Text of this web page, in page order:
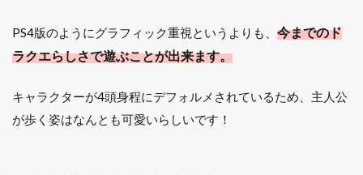
PS4版のようにグラフィック重視というよりも、 今までのド
ラクエらしさで遊ぶことが出来ます。
キャラクターが4頭身程にデフォルメされているため、主人公
が歩く姿はなんとも可愛いらしいです！